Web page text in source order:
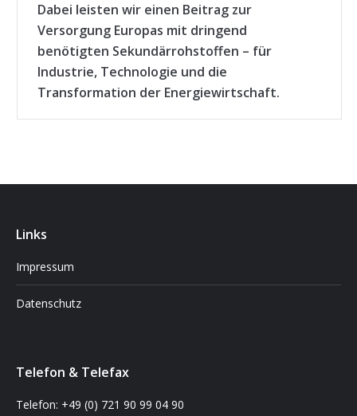
Dabei leisten wir einen Beitrag zur
Versorgung Europas mit dringend
benötigten Sekundärrohstoffen – für
Industrie, Technologie und die
Transformation der Energiewirtschaft.
Links
Impressum
Datenschutz
Telefon & Telefax
Telefon: +49 (0) 721 90 99 04 90